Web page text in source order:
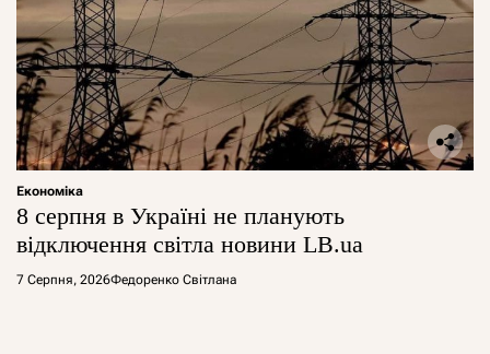
Економіка
8 серпня в Україні не планують
відключення світла новини LB.ua
7 Серпня, 2026Федоренко Світлана